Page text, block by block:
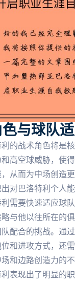
与球队
的战术角色将是
高空球威胁，使
从而为中场创造
对巴洛特利个人能
需要快速适应球
与他以往所在的
配合的挑战。通
和进攻方式，还
和边路创造力的不
表现出了明显的